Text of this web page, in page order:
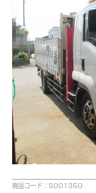
商品コード：S001350